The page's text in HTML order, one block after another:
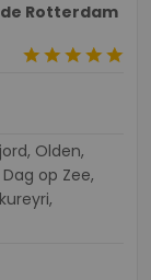
Rotterdam
starstarstarstarstar
op Zee,